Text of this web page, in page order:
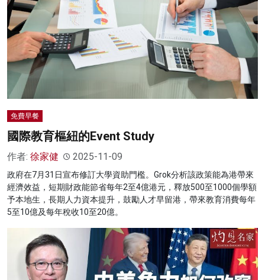
免費早餐
國際教育樞紐的Event Study
作者: 徐家健 2025-11-09
政府在7月31日宣布修訂大學資助門檻。Grok分析該政策能為港帶來
經濟效益，短期財政能節省每年2至4億港元，釋放500至1000個學額
予本地生，長期人力資本提升，鼓勵人才早留港，帶來教育消費每年
5至10億及每年稅收10至20億。